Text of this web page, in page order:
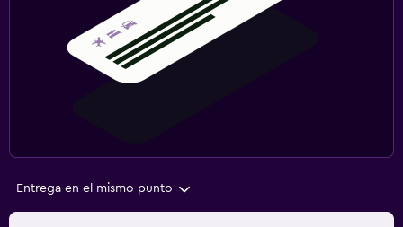
Entrega en el mismo punto